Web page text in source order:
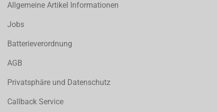
Allgemeine Artikel Informationen
Jobs
Batterieverordnung
AGB
Privatsphäre und Datenschutz
Callback Service